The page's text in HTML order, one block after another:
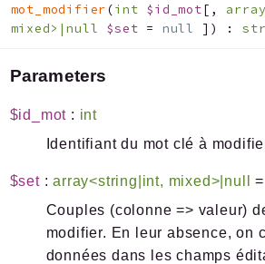
mot_modifier(int $id_mot[ ,
mixed>|null $set = null ] ) :
Parameters
$id_mot : int
Identifiant du mot clé à
$set:array<string|int, mixed>|null =
Couples (colonne => valeur)
modifier. En leur absence, on
données dans les champs